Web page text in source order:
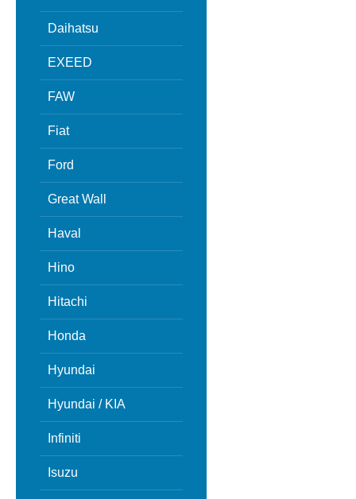
Daihatsu
EXEED
FAW
Fiat
Ford
Great Wall
Haval
Hino
Hitachi
Honda
Hyundai
Hyundai / KIA
Infiniti
Isuzu